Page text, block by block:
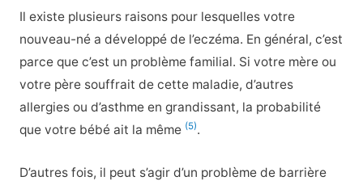
Il existe plusieurs raisons pour lesquelles votre
nouveau-né a développé de l’eczéma. En général, c’est
parce que c’est un problème familial. Si votre mère ou
votre père souffrait de cette maladie, d’autres
allergies ou d’asthme en grandissant, la probabilité
que votre bébé ait la même (5).
D’autres fois, il peut s’agir d’un problème de barrière